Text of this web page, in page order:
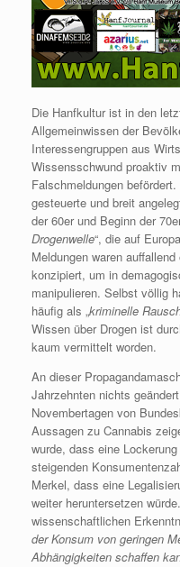
Die Hanfkultur ist in den
Allgemeinwissen der
Interessengruppen aus
Wissensschwund proaktiv
Falschmeldungen
gesteuerte und breit
der 60er und Beginn der
Drogenwelle“, die auf
Meldungen waren
konzipiert, um in
manipulieren. Selbst völlig
häufig als „kriminelle
Wissen über Drogen ist
kaum vermittelt worden.
An dieser
Jahrzehnten nichts
Novembertagen von
Aussagen zu Cannabis
wurde, dass eine
steigenden
Merkel, dass eine
weiter heruntersetzen
wissenschaftlichen
der Konsum von geringen
Abhängigkeiten schaffen